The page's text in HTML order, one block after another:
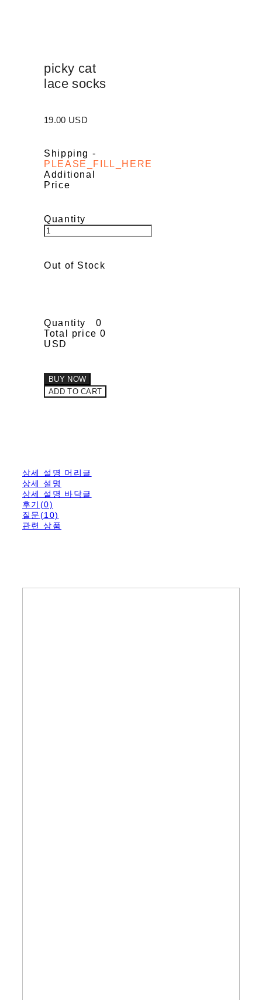
picky cat
lace socks
19.00 USD
Shipping -
PLEASE_FILL_HERE
Additional
Price
Quantity
Out of Stock
Quantity
0
Total price 0
USD
BUY NOW
ADD TO CART
상세 설명 머리글
상세 설명
상세 설명 바닥글
후기(0)
질문(10)
관련 상품